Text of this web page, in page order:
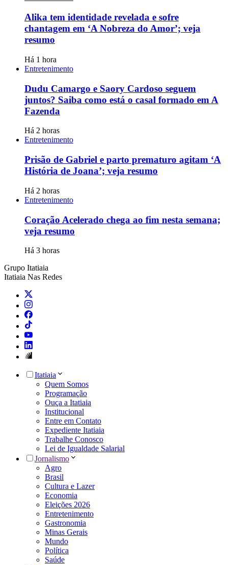
Alika tem identidade revelada e sofre
chantagem em ‘A Nobreza do Amor’; veja
resumo
Há 1 hora
Entretenimento
Dudu Camargo e Saory Cardoso seguem
juntos? Saiba como está o casal formado em A
Fazenda
Há 2 horas
Entretenimento
Prisão de Gabriel e parto prematuro agitam ‘A
História de Joana’; veja resumo
Há 2 horas
Entretenimento
Coração Acelerado chega ao fim nesta semana;
veja resumo
Há 3 horas
Grupo Itatiaia
Itatiaia Nas Redes
Itatiaia
Quem Somos
Programação
Ouça a Itatiaia
Institucional
Entre em Contato
Expediente Itatiaia
Trabalhe Conosco
Lei de Igualdade Salarial
Jornalismo
Agro
Brasil
Cultura e Lazer
Economia
Eleições 2026
Entretenimento
Gastronomia
Minas Gerais
Mundo
Política
Saúde